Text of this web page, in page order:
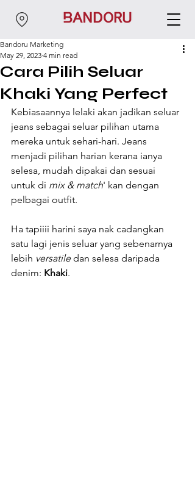
Cara Pilih Seluar
Khaki Yang Perfect
Bandoru Marketing
May 29, 2023 4 min read
Kebiasaannya lelaki akan jadikan seluar
jeans sebagai seluar pilihan utama
mereka untuk sehari-hari. Jeans
menjadi pilihan harian kerana ianya
selesa, mudah dipakai dan sesuai
untuk di mix & match' kan dengan
pelbagai outfit.
Ha tapiiii harini saya nak cadangkan
satu lagi jenis seluar yang sebenarnya
lebih versatile dan selesa daripada
denim: Khaki.